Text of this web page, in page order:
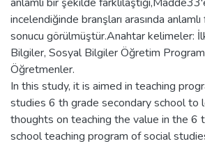
incelendiğinde branşları arasında anlamlı
sonucu görülmüştür.Anahtar kelimeler:
Bilgiler, Sosyal Bilgiler Öğretim
Öğretmenler.
In this study, it is aimed in teaching
studies 6 th grade secondary school to
thoughts on teaching the value in the 6
school teaching program of social